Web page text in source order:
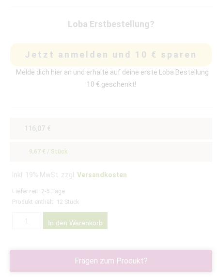
Loba Erstbestellung?
Jetzt anmelden und 10 € sparen
Melde dich hier an und erhalte auf deine erste Loba Bestellung
10 € geschenkt!
116,07 €
9,67 € / Stück
Inkl. 19% MwSt. zzgl. Versandkosten
Lieferzeit: 2-5 Tage
Produkt enthält: 12 Stück
In den Warenkorb
Fragen zum Produkt?